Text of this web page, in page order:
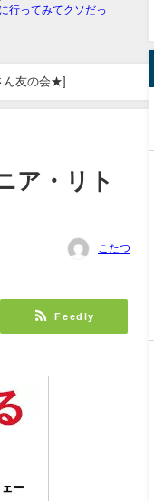
ん友の会★]
ア・リト
こたつ
Feedly